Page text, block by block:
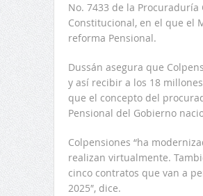
No. 7433 de la
Constitucional, en el que el
reforma Pensional.
Dussán asegura que
y así recibir a los 18
que el concepto del
Pensional del Gobierno
Colpensiones “ha
realizan virtualmente.
cinco contratos que van a
2025″, dice.